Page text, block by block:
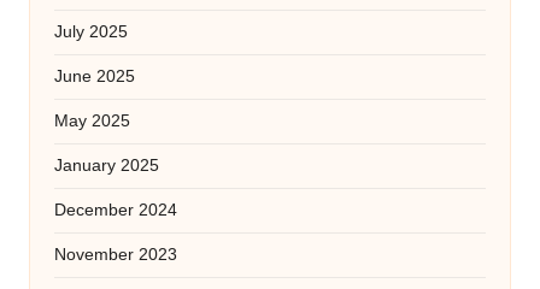
July 2025
June 2025
May 2025
January 2025
December 2024
November 2023